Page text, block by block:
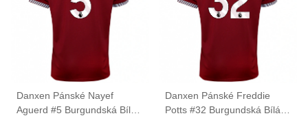
Danxen Pánské Nayef
Aguerd #5 Burgundská Bílá
Danxen Pánské Freddie
Potts #32 Burgundská Bílá